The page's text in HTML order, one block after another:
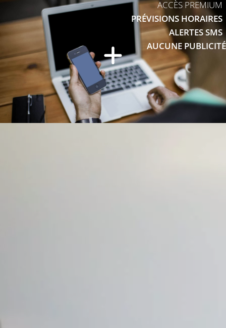
ACCÈS PREMIUM
PRÉVISIONS HORAIRES
ALERTES SMS
AUCUNE PUBLICITÉ